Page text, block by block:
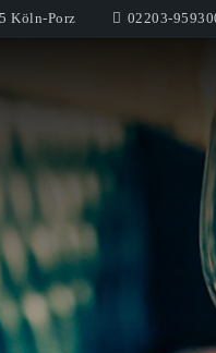
Köln-Porz 02203-